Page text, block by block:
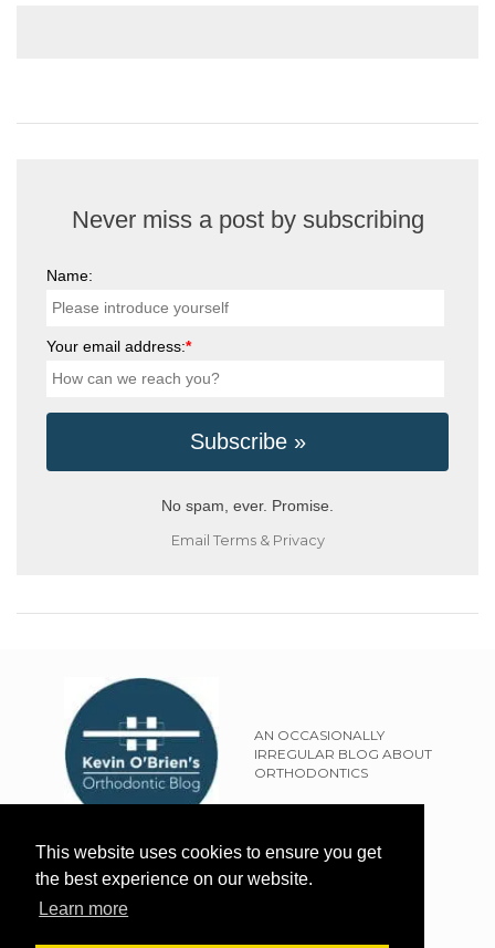
This website uses cookies to ensure you get
the best experience on our website.
Learn more
Never miss a post by subscribing
Name:
Your email address:*
No spam, ever. Promise.
Email Terms& Privacy
AN OCCASIONALLY
IRREGULAR BLOG ABOUT
ORTHODONTICS
SITEMAP
TERMS OF USE